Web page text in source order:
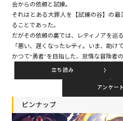
コミックエッ
閉じる
会からの依頼と試練。
それはとある大罪人を【試練の谷】の最
ることであった。
だがその依頼の裏では、レティノアを巡る
「悪い、遅くなった――レティ。いま、助け
かつて“勇者”を目指した、怠惰な冒険者
立ち読み
アンケート
ピンナップ